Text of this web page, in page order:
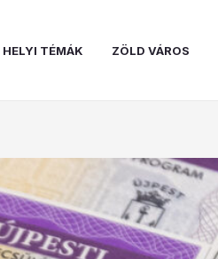
HELYI TÉMÁK ZÖLD VÁROS